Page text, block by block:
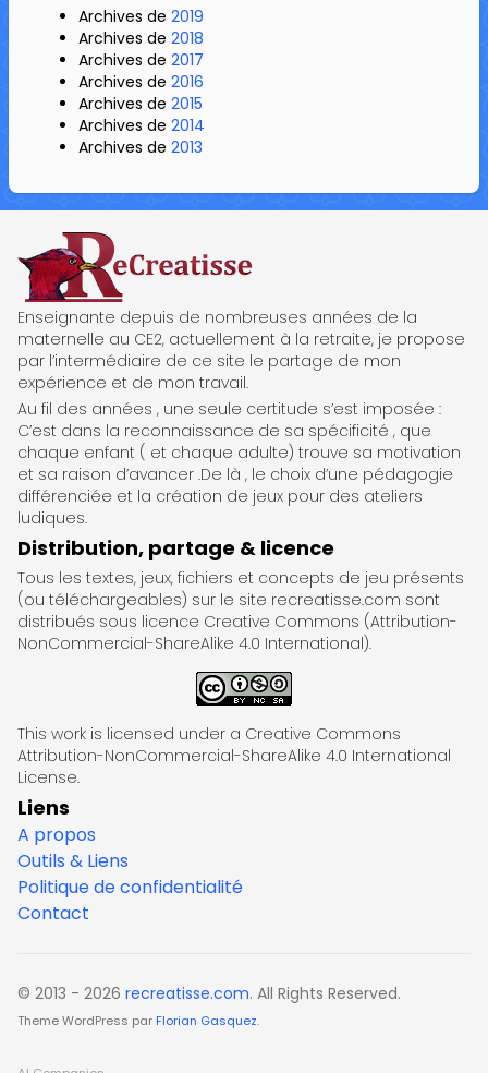
Archives de 2019
Archives de 2018
Archives de 2017
Archives de 2016
Archives de 2015
Archives de 2014
Archives de 2013
ReCreatisse
Enseignante depuis de nombreuses années de la
maternelle au CE2, actuellement à la retraite, je propose
par l’intermédiaire de ce site le partage de mon
expérience et de mon travail.
Au fil des années , une seule certitude s’est imposée :
C’est dans la reconnaissance de sa spécificité , que
chaque enfant ( et chaque adulte) trouve sa motivation
et sa raison d’avancer .De là , le choix d’une pédagogie
différenciée et la création de jeux pour des ateliers
ludiques.
Distribution, partage & licence
Tous les textes, jeux, fichiers et concepts de jeu présents
(ou téléchargeables) sur le site recreatisse.com sont
distribués sous licence Creative Commons (Attribution-
NonCommercial-ShareAlike 4.0 International).
This work is licensed under a Creative Commons
Attribution-NonCommercial-ShareAlike 4.0 International
License.
Liens
A propos
Outils & Liens
Politique de confidentialité
Contact
© 2013 - 2026 recreatisse.com. All Rights Reserved.
Theme WordPress par Florian Gasquez.